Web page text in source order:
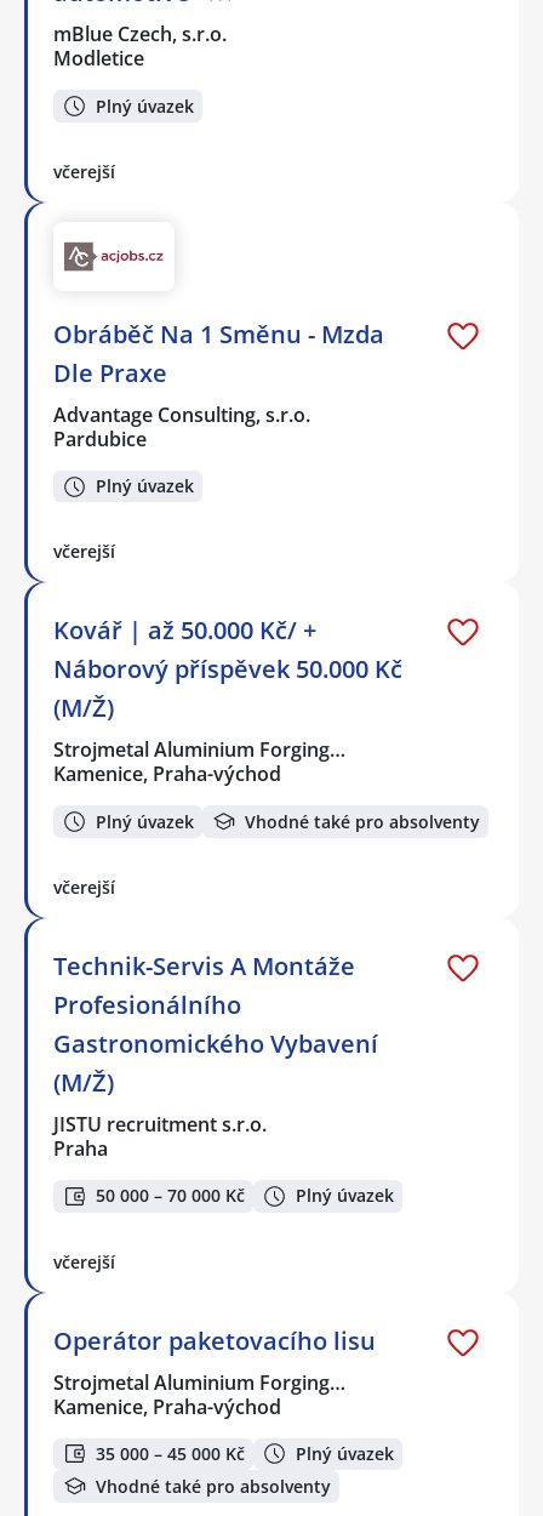
mBlue Czech, s.r.o.
Modletice
Plný úvazek
včerejší
Obráběč Na 1 Směnu - Mzda
Dle Praxe
Advantage Consulting, s.r.o.
Pardubice
Plný úvazek
včerejší
Kovář | až 50.000 Kč/ +
Náborový příspěvek 50.000 Kč
(M/Ž)
Strojmetal Aluminium Forging…
Kamenice, Praha-východ
Plný úvazek Vhodné také pro absolventy
včerejší
Technik-Servis A Montáže
Profesionálního
Gastronomického Vybavení
(M/Ž)
JISTU recruitment s.r.o.
Praha
50 000 – 70 000 Kč Plný úvazek
včerejší
Operátor paketovacího lisu
Strojmetal Aluminium Forging…
Kamenice, Praha-východ
35 000 – 45 000 Kč
Plný úvazek
Vhodné také pro absolventy